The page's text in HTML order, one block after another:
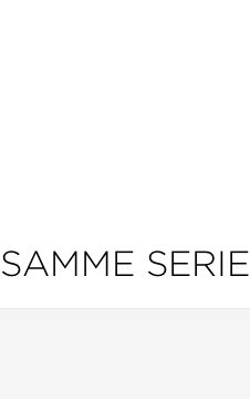
SAMME SERIE